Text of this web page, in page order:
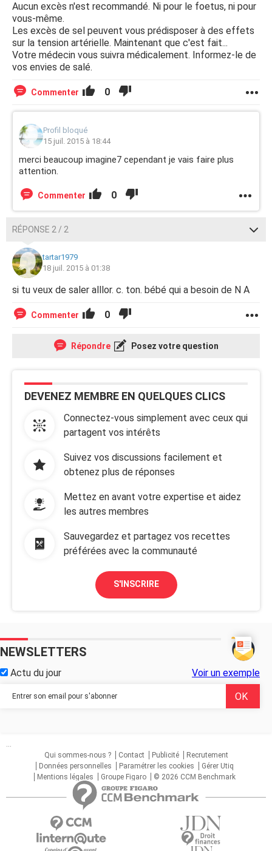
Aucun excès n'est recommandé. Ni pour le foetus, ni pour
vous-même.
Les excès de sel peuvent vous prédisposer à des effets
sur la tension artérielle. Maintenant que c'est fait...
Votre médecin vous suivra médicalement. Informez-le de
vos envies de salé.
Commenter 0
Profil bloqué
15 juil. 2015 à 18:44
merci beaucoup imagine7 cependant je vais faire plus
attention.
Commenter 0
RÉPONSE 2 / 2
tartar1979
18 juil. 2015 à 01:38
si tu veux de saler alllor. c. ton. bébé qui a besoin de N A
Commenter 0
Répondre Posez votre question
DEVENEZ MEMBRE EN QUELQUES CLICS
Connectez-vous simplement avec ceux qui
partagent vos intérêts
Suivez vos discussions facilement et
obtenez plus de réponses
Mettez en avant votre expertise et aidez
les autres membres
Sauvegardez et partagez vos recettes
préférées avec la communauté
S'INSCRIRE
NEWSLETTERS
Actu du jour Voir un exemple
...
Qui sommes-nous ?
Contact Publicité
Recrutement
Données personnelles
Paramétrer les cookies
Gérer Utiq
Mentions légales
Groupe Figaro © 2026 CCM Benchmark